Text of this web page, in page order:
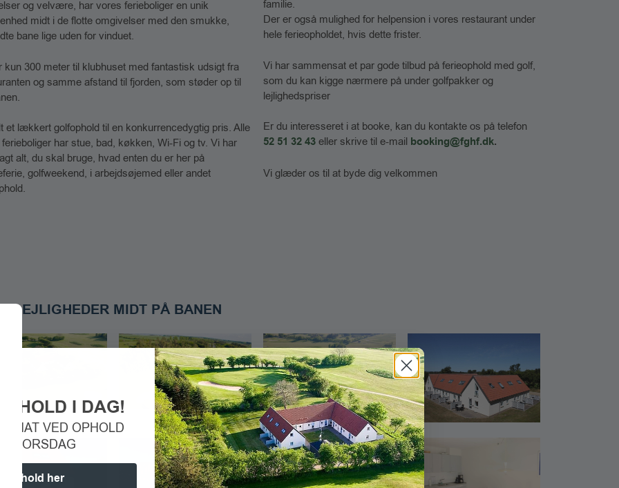
og velvære, har vores ferieboliger en unik
midt i de flotte omgivelser med den smukke,
bane lige uden for vinduet.
kun 300 meter til klubhuset med fantastisk udsigt fra
og samme afstand til fjorden, som støder op til
et lækkert golfophold til en konkurrencedygtig pris. Alle
har stue, bad, køkken, Wi-Fi og tv. Vi har
alt, du skal bruge, hvad enten du er her på
golfweekend, i arbejdsøjemed eller andet
familie.
Der er også mulighed for helpension i vores restaurant under
hele ferieopholdet, hvis dette frister.
Vi har sammensat et par gode tilbud på ferieophold med golf,
som du kan kigge nærmere på under golfpakker og
lejlighedspriser
Er du interesseret i at booke, kan du kontakte os på telefon
52 51 32 43eller skrive til e-mail booking@fghf.dk.
​Vi glæder os til at byde dig velkommen
MIDT PÅ BANEN
I DAG!
NAT VED OPHOLD
ophold her